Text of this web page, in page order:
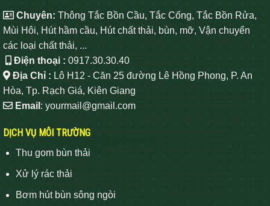
Chuyên: Thông Tắc Bồn Cầu, Tắc Cống, Tắc Bồn Rửa,
Mùi Hôi, Hút hầm cầu, Hút chất thải, bùn, mỡ, Vận chuyển
các loại chất thải, ...
Điện thoại : 0917.30.30.40
Địa Chỉ : Lô H12 - Căn 25 đường Lê Hồng Phong, P. An
Hòa, Tp. Rạch Giá, Kiên Giang
Email : yourmail@gmail.com
DỊCH VỤ MÔI TRƯỜNG
Thu gom bùn thải
Xử lý rác thải
Bơm hút bùn sông ngòi